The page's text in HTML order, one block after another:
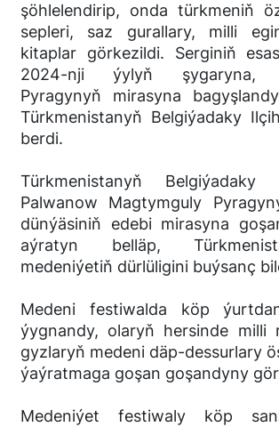
şöhlelendirip, onda türkmeniň
sepleri, saz gurallary, milli
kitaplar görkezildi. Serginiň
2024-nji ýylyň şygaryna,
Pyragynyň mirasyna
Türkmenistanyň Belgiýadaky
berdi.
Türkmenistanyň
Palwanow Magtymguly
dünýäsiniň edebi mirasyna
aýratyn belläp,
medeniýetiň dürlüligini buýsanç
Medeni festiwalda köp
ýygnandy, olaryň hersinde milli
gyzlaryň medeni däp-dessurlary
ýaýratmaga goşan goşandyny
Medeniýet festiwaly köp